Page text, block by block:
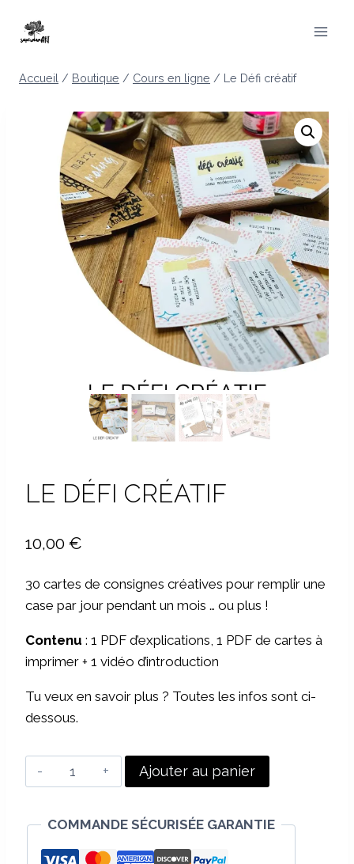
Accueil / Boutique / Cours en ligne / Le Défi créatif
LE DÉFI CRÉATIF
10,00 €
30 cartes de consignes créatives pour remplir une
case par jour pendant un mois … ou plus !
Contenu : 1 PDF d’explications, 1 PDF de cartes à
imprimer + 1 vidéo d’introduction
Tu veux en savoir plus ? Toutes les infos sont ci-
dessous.
quantité
de
Défi
créatif
Ajouter au panier
COMMANDE SÉCURISÉE GARANTIE